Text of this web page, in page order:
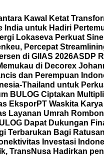
Kawal Ketat
India untuk Hadiri
Lokaseva Perkuat
Percepat
di GIIAS 2026ASDP
di Decorex
dan Perempuan
Thailand untuk
BULOG Ciptakan
EksporPT Waskita
Layanan Umrah
Dapat Dukungan
Terbarukan Bagi
Investasi
TransNusa Hadirkan